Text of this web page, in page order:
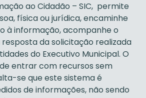
ao Cidadão – SIC, permite
física ou jurídica, encaminhe
à informação, acompanhe o
da solicitação realizada
do Executivo Municipal. O
entrar com recursos sem
se que este sistema é
de informações, não sendo